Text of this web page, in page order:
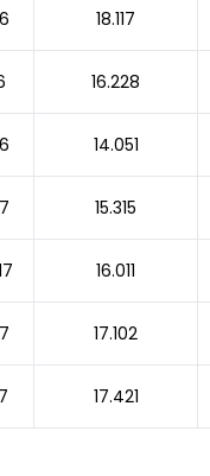
18.117
16.228
14.051
15.315
16.011
17.102
17.421